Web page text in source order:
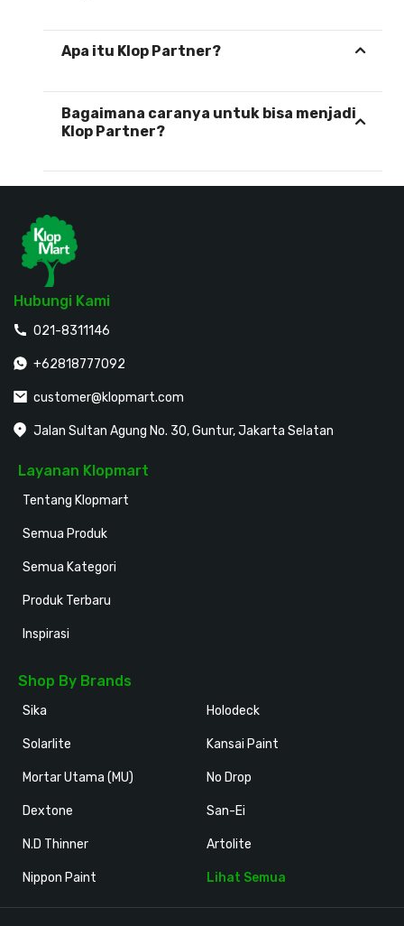
Apa itu Klop Partner?
Bagaimana caranya untuk bisa menjadi
Klop Partner?
Hubungi Kami
021-8311146
+62818777092
customer@klopmart.com
Jalan Sultan Agung No. 30, Guntur, Jakarta Selatan
Layanan Klopmart
Tentang Klopmart
Semua Produk
Semua Kategori
Produk Terbaru
Inspirasi
Shop By Brands
Sika
Solarlite
Mortar Utama (MU)
Dextone
N.D Thinner
Nippon Paint
Holodeck
Kansai Paint
No Drop
San-Ei
Artolite
Lihat Semua